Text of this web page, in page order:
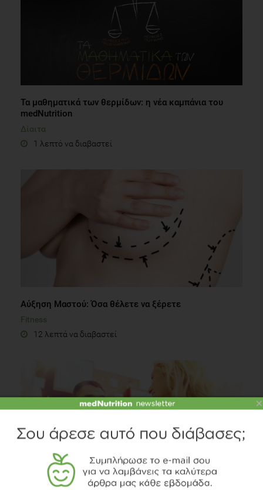
Τα μαθηματικά των θερμίδων: η νέα καμπάνια του
medNutrition
Δίαιτα
1 λεπτό να διαβαστεί
Αύξηση Μαστού: Όσα θέλετε να ξέρετε
Fitness
12 λεπτά να διαβαστεί
×